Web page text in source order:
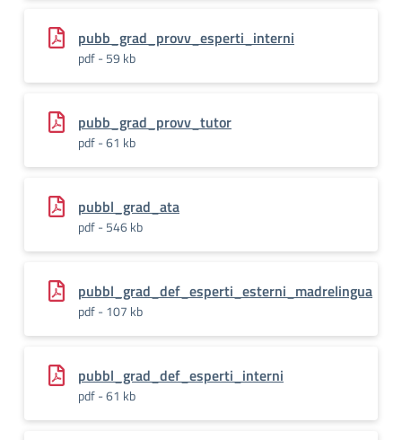
pubb_grad_provv_esperti_interni
pdf - 59 kb
pubb_grad_provv_tutor
pdf - 61 kb
pubbl_grad_ata
pdf - 546 kb
pubbl_grad_def_esperti_esterni_madrelingua
pdf - 107 kb
pubbl_grad_def_esperti_interni
pdf - 61 kb